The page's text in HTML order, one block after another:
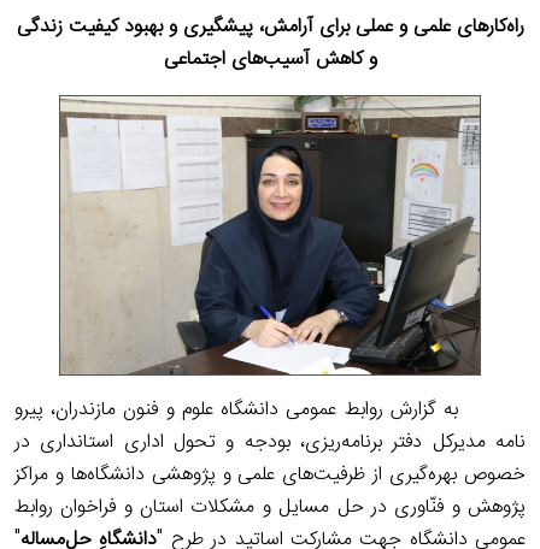
راه‌کارهای علمی و عملی برای آرامش، پیشگیری و بهبود کیفیت زندگی
و کاهش آسیب‌های اجتماعی
به گزارش روابط عمومی دانشگاه علوم و فنون مازندران، پیرو
نامه مدیرکل دفتر برنامه‌ریزی، بودجه و تحول اداری استانداری در
خصوص بهره‌گیری از ظرفیت‌های علمی و پژوهشی دانشگاه‌ها و مراکز
پژوهش و فنّاوری در حل مسایل و مشکلات استان و فراخوان روابط
عمومی دانشگاه جهت مشارکت اساتید در طرح "دانشگاهِ حل‌مساله"